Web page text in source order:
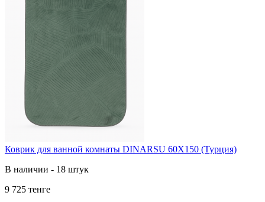
Коврик для ванной комнаты DINARSU 60X150 (Турция)
В наличии - 18 штук
9 725 тенге